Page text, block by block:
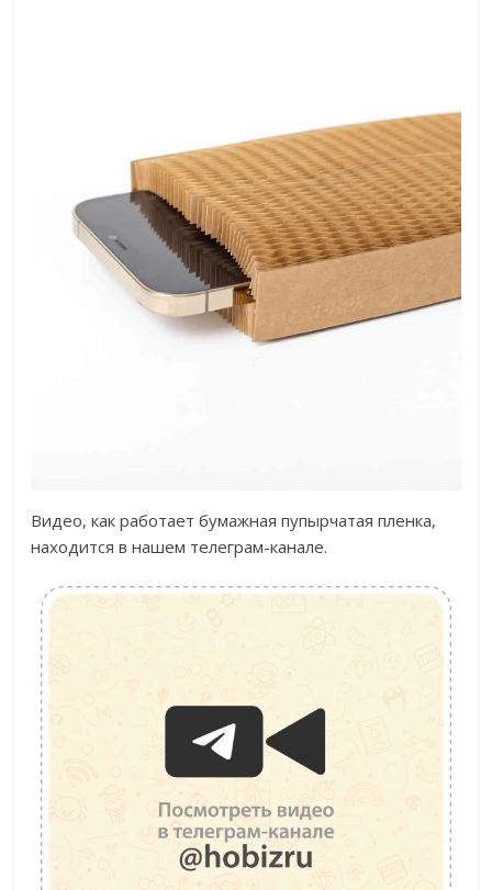
Видео, как работает бумажная пупырчатая пленка,
находится в нашем телеграм-канале.